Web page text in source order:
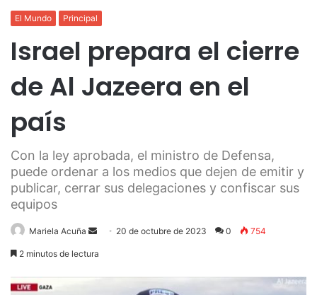
El Mundo Principal
Israel prepara el cierre
de Al Jazeera en el
país
Con la ley aprobada, el ministro de Defensa,
puede ordenar a los medios que dejen de emitir y
publicar, cerrar sus delegaciones y confiscar sus
equipos
Mariela Acuña
Send 20 de octubre de 2023 0 754
2 minutos de lectura